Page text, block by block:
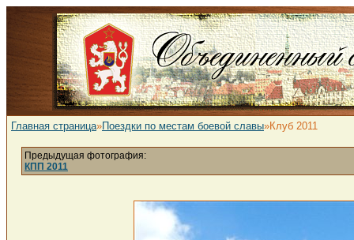
Главная страница»Поездки по местам боевой славы»Клуб 2011
Предыдущая фотография:
КПП 2011